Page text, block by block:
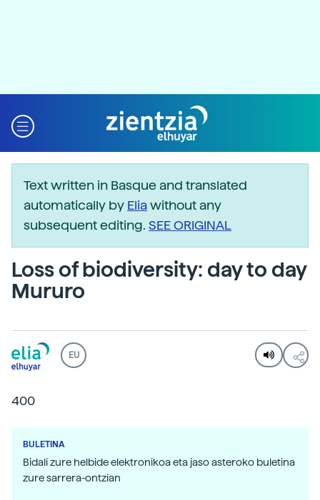
Text written in Basque and translated
automatically by Eliawithout any
subsequent editing. SEE ORIGINAL
Loss of biodiversity: day to day
Mururo
EU
400
BULETINA
Bidali zure helbide elektronikoa eta jaso asteroko buletina
zure sarrera-ontzian